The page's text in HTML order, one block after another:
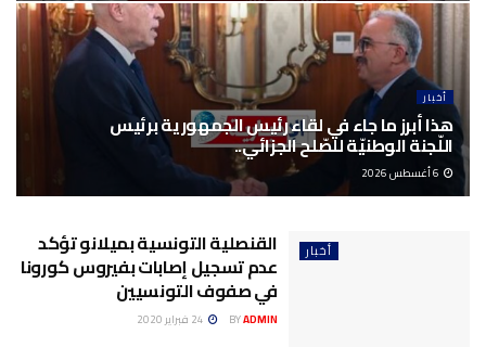
أخبار
هذا أبرز ما جاء في لقاء رئيس الجمهورية برئيس
اللّجنة الوطنيّة للصّلح الجزائي..
أخبار القنصلية التونسية بميلانو تؤكد
عدم تسجيل إصابات بفيروس كورونا
في صفوف التونسيين
BYADMIN